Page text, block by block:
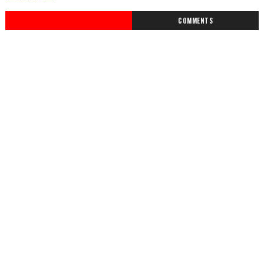
COMMENTS